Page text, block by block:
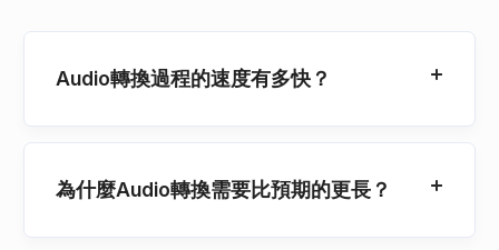
Audio轉換過程的速度有多快？
為什麼Audio轉換需要比預期的更長？